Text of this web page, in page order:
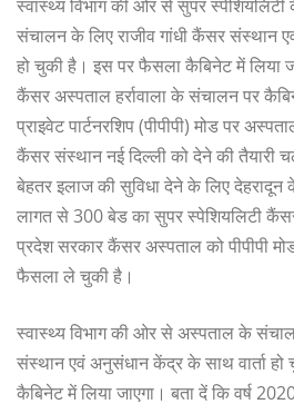
स्वास्थ्य विभाग की ओर से सुपर स्पेशियलिटी
संचालन के लिए राजीव गांधी कैंसर संस्थान
हो चुकी है। इस पर फैसला कैबिनेट में लिया
कैंसर अस्पताल हर्रावाला के संचालन पर
प्राइवेट पार्टनरशिप (पीपीपी) मोड पर
कैंसर संस्थान नई दिल्ली को देने की तैयारी
बेहतर इलाज की सुविधा देने के लिए देहरादून
लागत से 300 बेड का सुपर स्पेशियलिटी
प्रदेश सरकार कैंसर अस्पताल को पीपीपी
फैसला ले चुकी है।
स्वास्थ्य विभाग की ओर से अस्पताल के
संस्थान एवं अनुसंधान केंद्र के साथ वार्ता
कैबिनेट में लिया जाएगा। बता दें कि वर्ष